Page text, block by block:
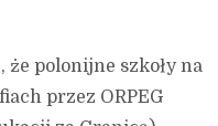
polonijne szkoły na
przez ORPEG